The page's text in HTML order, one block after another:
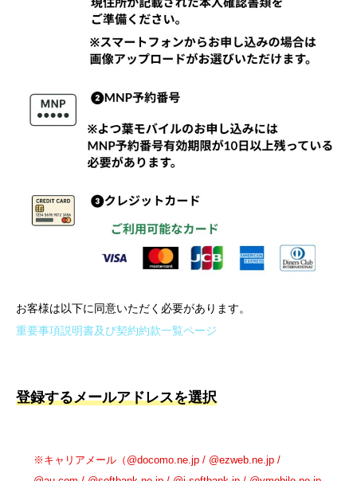
お客様は以下に同意いただく必要があります。
重要事項説明書及び契約約款一覧ページ
登録するメールアドレスを選択
※キャリアメール（@docomo.ne.jp / @ezweb.ne.jp /